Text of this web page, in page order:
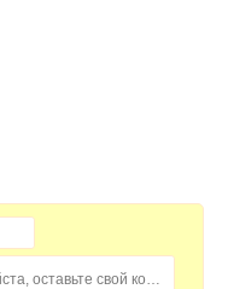
Домохозяйка, пожалуйста, оставьте свой комментарий...